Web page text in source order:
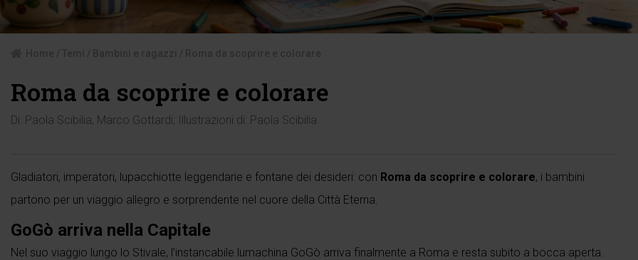
Roma da scoprire e colorare
Di: Paola Scibilia, Marco Gottardi; Illustrazioni di: Paola Scibilia
Gladiatori, imperatori, lupacchiotte leggendarie e fontane dei desideri: con Roma da scoprire e colorare, i bambini
partono per un viaggio allegro e sorprendente nel cuore della Città Eterna.
GoGò arriva nella Capitale
Nel suo viaggio lungo lo Stivale, l’instancabile lumachina GoGò arriva finalmente a Roma e resta subito a bocca aperta.